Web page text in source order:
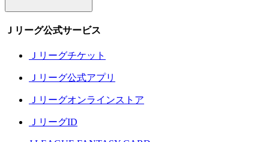
Ｊリーグ公式サービス
Ｊリーグチケット
Ｊリーグ公式アプリ
Ｊリーグオンラインストア
ＪリーグID